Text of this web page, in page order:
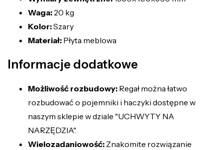
Waga: 20 kg
Kolor:Szary
Materiał: Płyta meblowa
Informacje dodatkowe
Możliwość rozbudowy: Regał można łatwo
rozbudować o pojemniki i haczyki dostępne w
naszym sklepie w dziale "UCHWYTY NA
NARZĘDZIA".
Wielozadaniowość: Znakomite rozwiązanie